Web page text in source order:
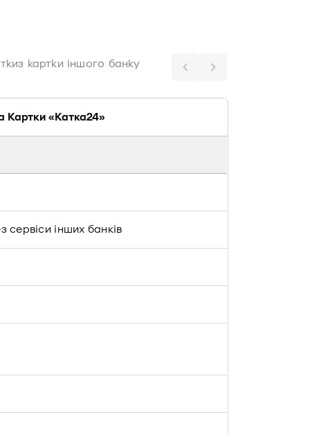
з картки іншого банку
Картки «Катка24»
сервіси інших банків